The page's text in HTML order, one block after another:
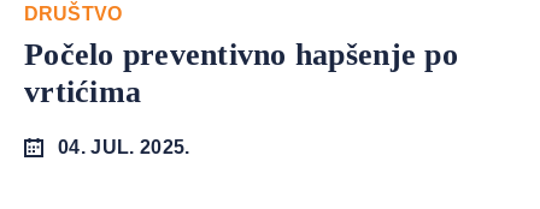
DRUŠTVO
Počelo preventivno hapšenje po
vrtićima
04. JUL. 2025.